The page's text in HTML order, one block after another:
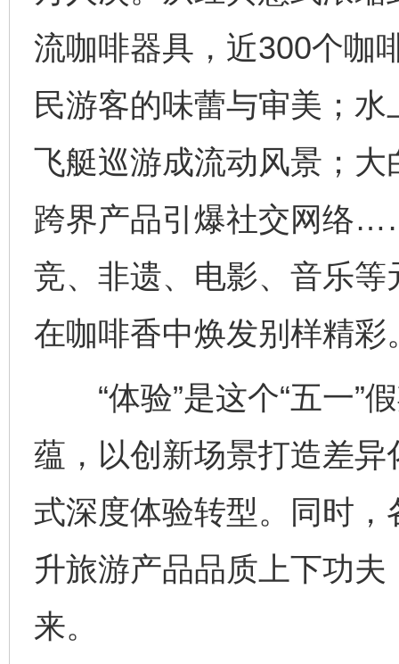
流咖啡器具，近300个咖
民游客的味蕾与审美；
飞艇巡游成流动风景；
跨界产品引爆社交网络
竞、非遗、电影、音乐
在咖啡香中焕发别样精彩
“体验”是这个“五一”
蕴，以创新场景打造差
式深度体验转型。同时
升旅游产品品质上下功
来。